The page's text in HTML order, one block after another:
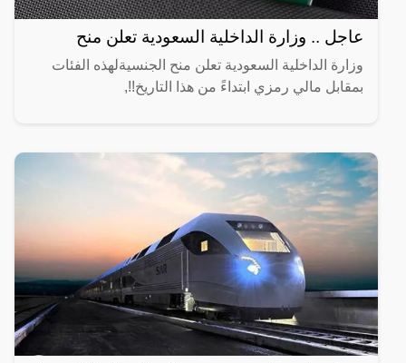
عاجل .. وزارة الداخلية السعودية تعلن منح
وزارة الداخلية السعودية تعلن منح الجنسيةلهذه الفئات
بمقابل مالي رمزي ابتداءً من هذا التاريخ!!,